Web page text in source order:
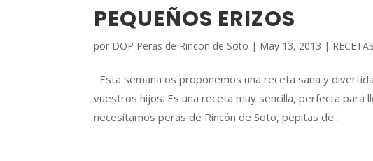
PEQUEÑOS ERIZOS
por DOP Peras de Rincon de Soto | May 13, 2013 | RECETAS
Esta semana os proponemos una receta sana y
vuestros hijos. Es una receta muy sencilla, perfecta para
necesitamos peras de Rincón de Soto, pepitas de...